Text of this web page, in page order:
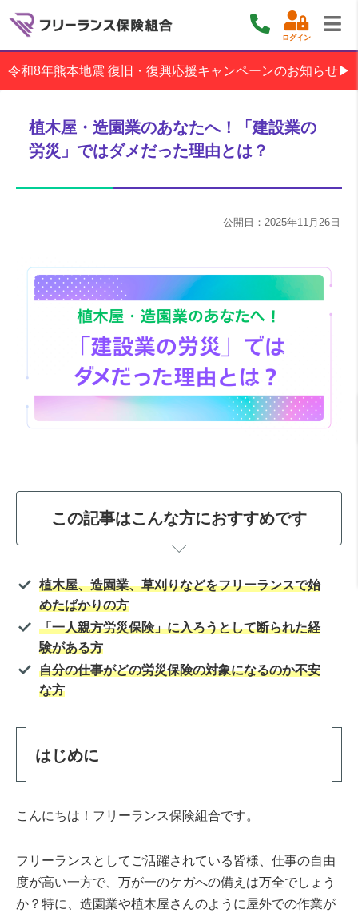
ログイン
令和8年熊本地震 復旧・復興応援キャンペーンのお知らせ▶
植木屋・造園業のあなたへ！「建設業の
労災」ではダメだった理由とは？
公開日：2025年11月26日
この記事はこんな方におすすめです
植木屋、造園業、草刈りなどをフリーランスで始
めたばかりの方
「一人親方労災保険」に入ろうとして断られた経
験がある方
自分の仕事がどの労災保険の対象になるのか不安
な方
はじめに
こんにちは！フリーランス保険組合です。
フリーランスとしてご活躍されている皆様、仕事の自由
度が高い一方で、万が一のケガへの備えは万全でしょう
か？特に、造園業や植木屋さんのように屋外での作業が